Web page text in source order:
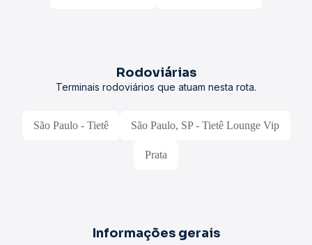
Rodoviárias
Terminais rodoviários que atuam nesta rota.
São Paulo - Tietê São Paulo, SP - Tietê Lounge Vip
Prata
Informações gerais